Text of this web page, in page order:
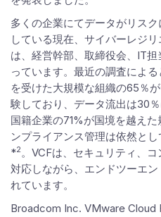
多くの企業にてデータがリス
している現在、サイバーレジ
は、経営幹部、取締役会、IT
っています。最近の調査によ
を受けた大規模な組織の65％
験しており、データ流出は30
国籍企業の71%が国境を越え
ンプライアンス管理は依然と
*2。VCFは、セキュリティ、
対応しながら、エンドツーエ
れています。
Broadcom Inc. VMware Cloud